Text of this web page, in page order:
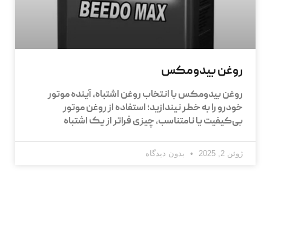
روغن بیدومکس
روغن بیدومکس با انتخاب روغن اشتباه، آینده موتور
خودرو را به خطر نیندازید؛ استفاده از روغن موتور
بی‌کیفیت یا نامتناسب، چیزی فراتر از یک اشتباه
ژوئن 2, 2025 بدون دیدگاه